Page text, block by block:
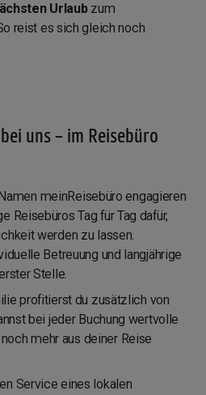
Urlaubzum
reist es sich gleich noch
uns – im Reisebüro
meinReisebüro engagieren
Reisebüros Tag für Tag dafür,
werden zu lassen.
Betreuung und langjährige
Stelle.
profitierst du zusätzlich von
bei jeder Buchung wertvolle
mehr aus deiner Reise
Service eines lokalen